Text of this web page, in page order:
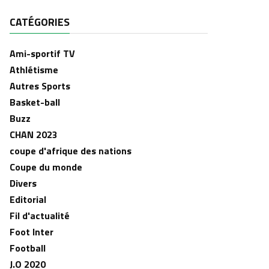
CATÉGORIES
Ami-sportif TV
Athlétisme
Autres Sports
Basket-ball
Buzz
CHAN 2023
coupe d'afrique des nations
Coupe du monde
Divers
Editorial
Fil d'actualité
Foot Inter
Football
J.O 2020